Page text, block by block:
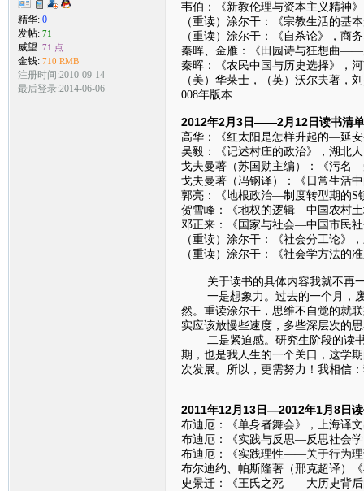
精华: 0
发帖: 71
威望: 71 点
金钱: 710 RMB
注册时间:2010-09-14
最后登录:2014-06-06
韦伯：《新教伦理与资本主义精神
（重读）涂尔干：《宗教生活的基
（重读）涂尔干：《自杀论》，商
秦晖、金雁：《田园诗与狂想曲——
秦晖：《农民中国与历史选择》，
（美）华莱士，（英）沃尔夫著，
008年版本
2012年2月3日——2月12日读书清
高华：《红太阳是怎样升起的—延
吴毅：《记述村庄的政治》，湖北
戈夫曼著（苏国勋主编）：《污名
戈夫曼著（冯钢译）：《日常生活
郭亮：《地根政治—制度转型期的S
贺雪峰：《地权的逻辑—中国农村
邓正来：《国家与社会—中国市民
（重读）涂尔干：《社会分工论》
（重读）涂尔干：《社会学方法的
关于读书的具体内容我就不再一
一是想象力。过去的一个月，废
然。重读涂尔干，思维不自觉的就
实应该放慢些速度，多些深层次的
二是紧迫感。研究生阶段的读书
期，也是我人生的一个关口，这学
次发展。所以，更需努力！我相信
2011年12月13日—2012年1月8日
布迪厄：《单身者舞会》，上海译
布迪厄：《实践与反思—反思社会学
布迪厄：《实践理性——关于行为理
布尔迪约、帕斯隆著（邢克超译）
史景迁：《王氏之死——大历史背后